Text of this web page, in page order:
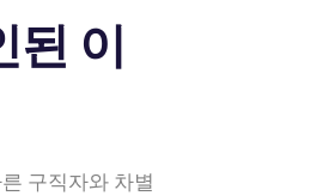
된 이
구직자와 차별